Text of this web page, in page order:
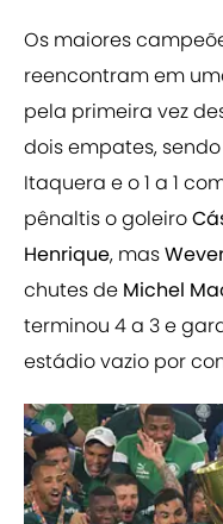
Os maiores
reencontram em
pela primeira vez
dois empates,
Itaquera e o 1 a 1
pênaltis o goleiro
Henrique, mas
chutes de Michel
terminou 4 a 3 e
estádio vazio por